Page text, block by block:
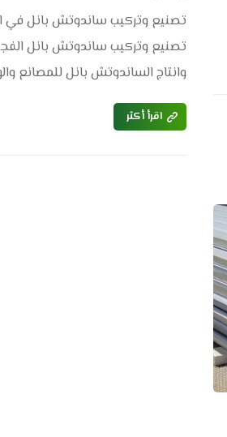
تصنيع وتركيب ساندوتش بانل في
تصنيع وتركيب ساندوتش بانل
وانتاج الساندوتش بانل للمصانع
اقرأ أكثر